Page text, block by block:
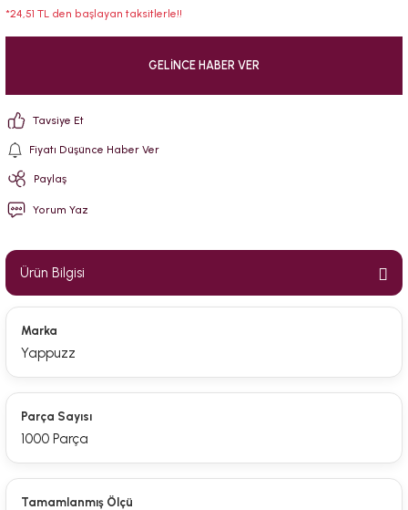
*24,51 TL den başlayan taksitlerle!!
GELINCE HABER VER
Tavsiye Et
Fiyatı Düşünce Haber Ver
Paylaş
Yorum Yaz
Ürün Bilgisi
Marka
Yappuzz
Parça Sayısı
1000 Parça
Tamamlanmış Ölçü